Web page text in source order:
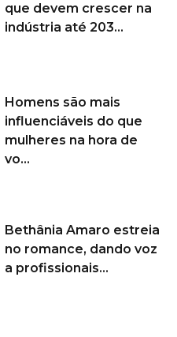
que devem crescer na
indústria até 203...
Homens são mais
influenciáveis do que
mulheres na hora de
vo...
Bethânia Amaro estreia
no romance, dando voz
a profissionais...